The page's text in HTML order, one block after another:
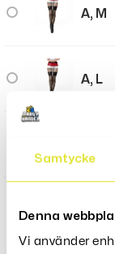
Samtycke
Denna
Vi använder
A, M
A, L
LÄGG